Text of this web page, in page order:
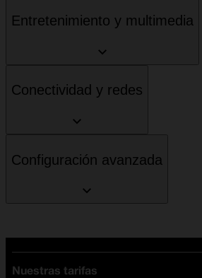
Entretenimiento y multimedia
Conectividad y redes
Configuración avanzada
Nuestras tarifas